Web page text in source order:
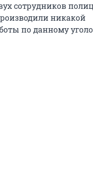
сотрудников
никакой
по данному